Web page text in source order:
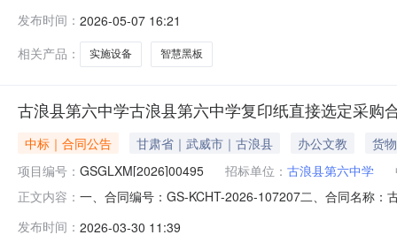
县第六中学学校实施设备采购项目预算金额：44.2万元
发布时间： 2026-05-07 16:21
相关产品：
实施设备 智慧黑板
古浪县第六中学古浪县第六中学复印纸直接选定采购
中标｜合同公告 甘肃省｜武威市｜古浪县 办公文教
货物
项目编号： GSGLXM[2026]00495 招标单位： 古浪县第六中学
正文内容： 一、合同编号：GS-KCHT-2026-107207二、合同名称
发布时间： 2026-03-30 11:39